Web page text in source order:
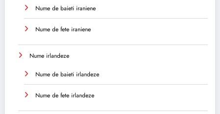
Nume de baieti iraniene
Nume de fete iraniene
Nume irlandeze
Nume de baieti irlandeze
Nume de fete irlandeze